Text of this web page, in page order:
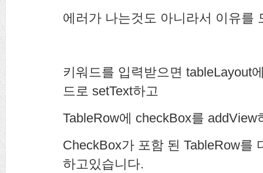
에러가 나는것도 아니라서 이유를
키워드를 입력받으면 tableLayout
드로 setText하고
TableRow에 checkBox를 addView
CheckBox가 포함 된 TableRow를
하고있습니다.